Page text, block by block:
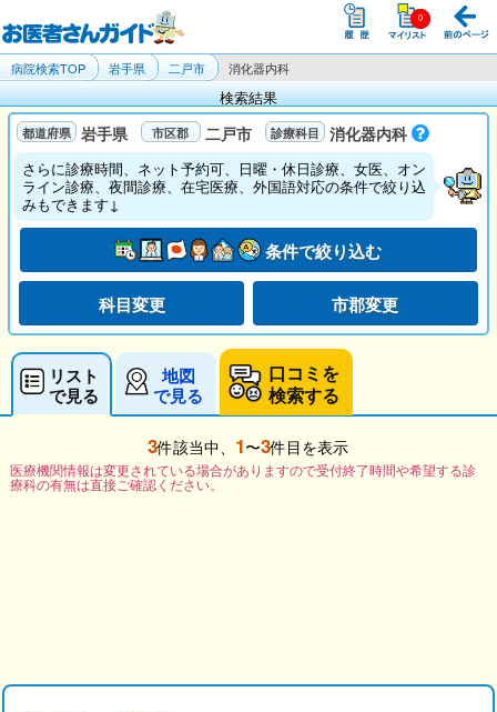
病院検索TOP 岩手県 二戸市 消化器内科
検索結果
岩手県 二戸市 消化器内科
さらに診療時間、ネット予約可、日曜・休日診療、女医、オン
ライン診療、夜間診療、在宅医療、外国語対応の条件で絞り込
みもできます↓
条件で絞り込む
科目変更 市郡変更
リスト
で見る
地図
で見る
口コミを
検索する
3件該当中、 1〜3件目を表示
医療機関情報は変更されている場合がありますので受付終了時間や希望する診
療科の有無は直接ご確認ください。